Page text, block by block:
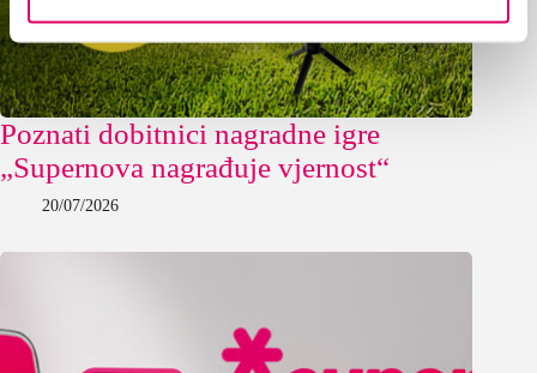
Poznati dobitnici nagradne igre
„Supernova nagrađuje vjernost“
20/07/2026